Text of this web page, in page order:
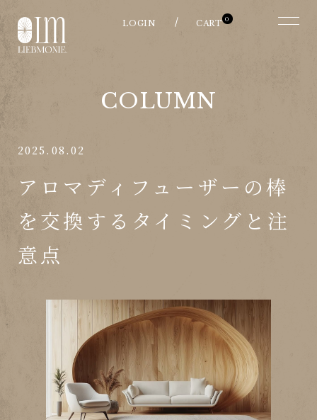
0
COLUMN
2025.08.02
アロマディフューザーの棒
を交換するタイミングと注
意点